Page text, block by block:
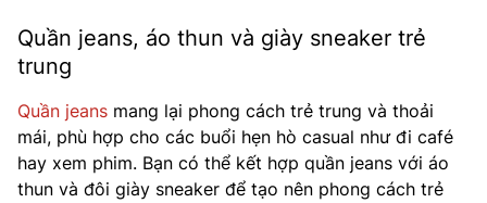
Quần jeans, áo thun và giày sneaker trẻ
trung
Quần jeans mang lại phong cách trẻ trung và thoải
mái, phù hợp cho các buổi hẹn hò casual như đi café
hay xem phim. Bạn có thể kết hợp quần jeans với áo
thun và đôi giày sneaker để tạo nên phong cách trẻ